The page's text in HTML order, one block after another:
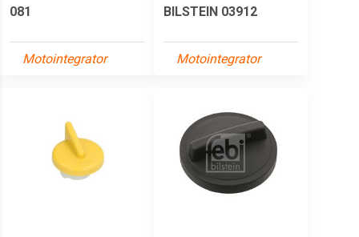
081
Motointegrator
BILSTEIN 03912
Motointegrator